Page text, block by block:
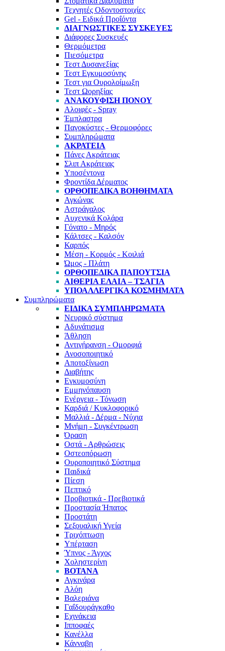
Τεχνητές Οδοντοστοιχίες
Gel - Ειδικά Προΐόντα
ΔΙΑΓΝΩΣΤΙΚΈΣ ΣΥΣΚΕΥΈΣ
Διάφορες Συσκευές
Θερμόμετρα
Πιεσόμετρα
Τεστ Δυσανεξίας
Τεστ Εγκυμοσύνης
Τεστ για Ουρολοίμωξη
Τεστ Ωορηξίας
ΑΝΑΚΟΎΦΙΣΗ ΠΌΝΟΥ
Αλοιφές - Spray
Έμπλαστρα
Παγοκύστες - Θερμοφόρες
Συμπληρώματα
ΑΚΡΆΤΕΙΑ
Πάνες Ακράτειας
Σλιπ Ακράτειας
Υποσέντονα
Φροντίδα Δέρματος
ΟΡΘΟΠΕΔΙΚΆ ΒΟΗΘΉΜΑΤΑ
Αγκώνας
Αστράγαλος
Αυχενικά Κολάρα
Γόνατο - Μηρός
Κάλτσες - Καλσόν
Καρπός
Μέση - Κορμός - Κοιλιά
Ώμος - Πλάτη
ΟΡΘΟΠΕΔΙΚΆ ΠΑΠΟΎΤΣΙΑ
ΑΙΘΈΡΙΑ ΈΛΑΙΑ – ΤΣΆΓΙΑ
ΥΠΟΑΛΛΕΡΓΙΚΆ ΚΟΣΜΉΜΑΤΑ
Συμπληρώματα
ΕΙΔΙΚΆ ΣΥΜΠΛΗΡΏΜΑΤΑ
Νευρικό σύστημα
Αδυνάτισμα
Άθληση
Αντιγήρανση - Ομορφιά
Ανοσοποιητικό
Αποτοξίνωση
Διαβήτης
Εγκυμοσύνη
Εμμηνόπαυση
Ενέργεια - Τόνωση
Καρδιά / Κυκλοφορικό
Μαλλιά - Δέρμα - Νύχια
Μνήμη - Συγκέντρωση
Όραση
Οστά - Αρθρώσεις
Οστεοπόρωση
Ουροποιητικό Σύστημα
Παιδικά
Πίεση
Πεπτικό
Προβιοτικά - Πρεβιοτικά
Προστασία Ήπατος
Προστάτη
Σεξουαλική Υγεία
Τριχόπτωση
Υπέρταση
Ύπνος - Άγχος
Χοληστερίνη
ΒΌΤΑΝΑ
Αγκινάρα
Αλόη
Βαλεριάνα
Γαΐδουράγκαθο
Εχινάκεια
Ιπποφαές
Κανέλλα
Κάνναβη